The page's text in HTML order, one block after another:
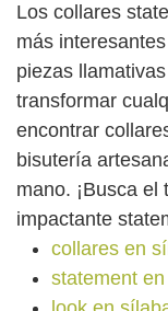
Los collares
más
piezas
transformar
encontrar
bisutería
mano. ¡Busca
impactante
collares en
statement